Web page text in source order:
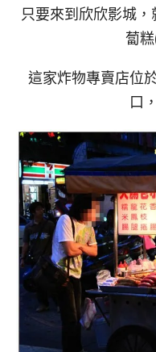
只要來到欣欣影城
蔔
這家炸物專賣店位
口